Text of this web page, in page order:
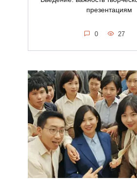
презентациям
0 27